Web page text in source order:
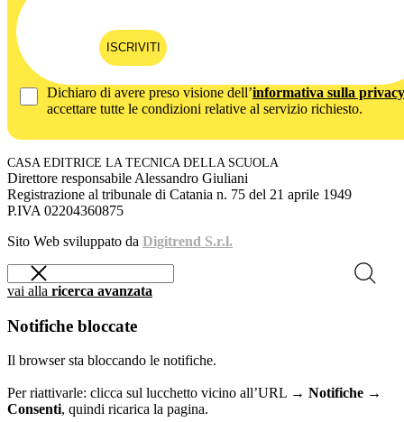
ISCRIVITI
Dichiaro di avere preso visione dell’informativa sulla privacy
accettare tutte le condizioni relative al servizio richiesto.
CASA EDITRICE LA TECNICA DELLA SCUOLA
Direttore responsabile Alessandro Giuliani
Registrazione al tribunale di Catania n. 75 del 21 aprile 1949
P.IVA 02204360875
Sito Web sviluppato da Digitrend S.r.l.
vai alla ricerca avanzata
Notifiche bloccate
Il browser sta bloccando le notifiche.
Per riattivarle: clicca sul lucchetto vicino all’URL → Notifiche →
Consenti, quindi ricarica la pagina.